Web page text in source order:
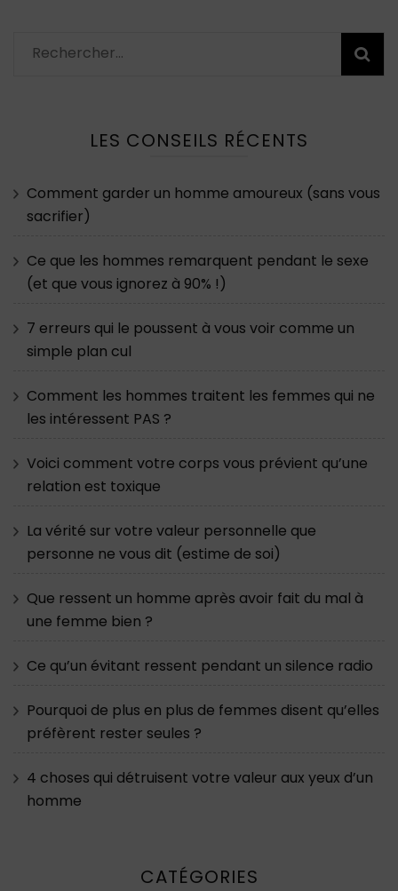
Rechercher :
LES CONSEILS RÉCENTS
Comment garder un homme amoureux (sans vous
sacrifier)
Ce que les hommes remarquent pendant le sexe
(et que vous ignorez à 90% !)
7 erreurs qui le poussent à vous voir comme un
simple plan cul
Comment les hommes traitent les femmes qui ne
les intéressent PAS ?
Voici comment votre corps vous prévient qu’une
relation est toxique
La vérité sur votre valeur personnelle que
personne ne vous dit (estime de soi)
Que ressent un homme après avoir fait du mal à
une femme bien ?
Ce qu’un évitant ressent pendant un silence radio
Pourquoi de plus en plus de femmes disent qu’elles
préfèrent rester seules ?
4 choses qui détruisent votre valeur aux yeux d’un
homme
CATÉGORIES